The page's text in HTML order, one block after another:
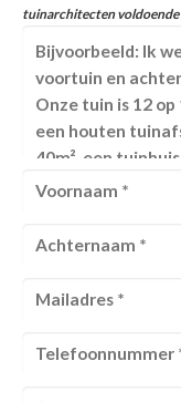
tuinarchitecten voldoende